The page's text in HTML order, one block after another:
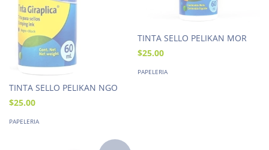
TINTA SELLO PELIKAN NGO
$25.00
PAPELERIA
TINTA SELLO PELIKAN MOR
$25.00
PAPELERIA